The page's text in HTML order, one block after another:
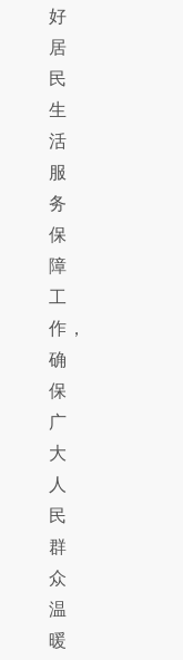
好
居
民
生
活
服
务
保
障
工
作，
确
保
广
大
人
民
群
众
温
暖